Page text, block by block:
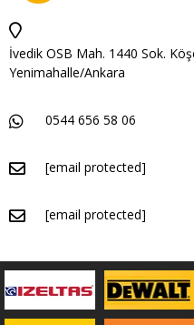
İvedik OSB Mah. 1440 Sok.
Yenimahalle/Ankara
0544 656 58 06
[email protected]
[email protected]